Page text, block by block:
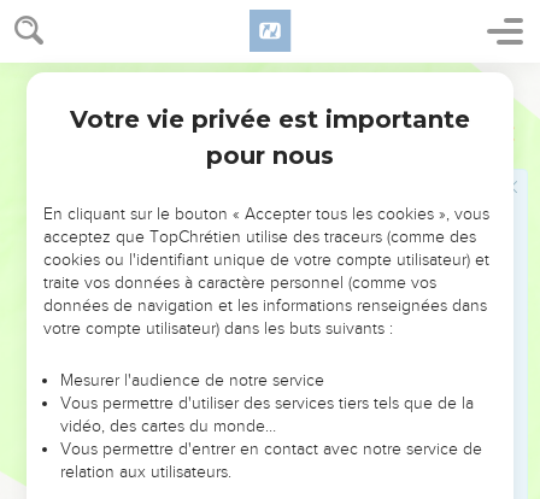
1 Rois 12
29 Il dressa l’une des statues d’or à Béthel et installa l’autre à
Dan.
Ce fut là un péché. Beaucoup de gens accompagnèrent
l’un des veaux jusqu’à Dan.
Jéroboam fit aussi construire des sanctuaires sur des
masse du peuple qui n’appartenaient pas à la tribu de Lévi.
Jéroboam institua au quinzième jour du huitième mois
une fête semblable à celle qui se célébrait en Juda et il offrit
lui-même des sacrifices sur l’autel. C’est ainsi qu’il agit à
fabriquer. Il établit aussi à Béthel les prêtres des hauts-lieux
qu’il avait fondés.
Le culte de Béthel est condamné
Votre vie privée est importante
pour nous
En cliquant sur le bouton « Accepter tous les cookies », vous
acceptez que TopChrétien utilise des traceurs (comme des
cookies ou l'identifiant unique de votre compte utilisateur) et
traite vos données à caractère personnel (comme vos
données de navigation et les informations renseignées dans
votre compte utilisateur) dans les buts suivants :
Mesurer l'audience de notre service
Vous permettre d'utiliser des services tiers tels que de la
vidéo, des cartes du monde…
Vous permettre d'entrer en contact avec notre service de
relation aux utilisateurs.